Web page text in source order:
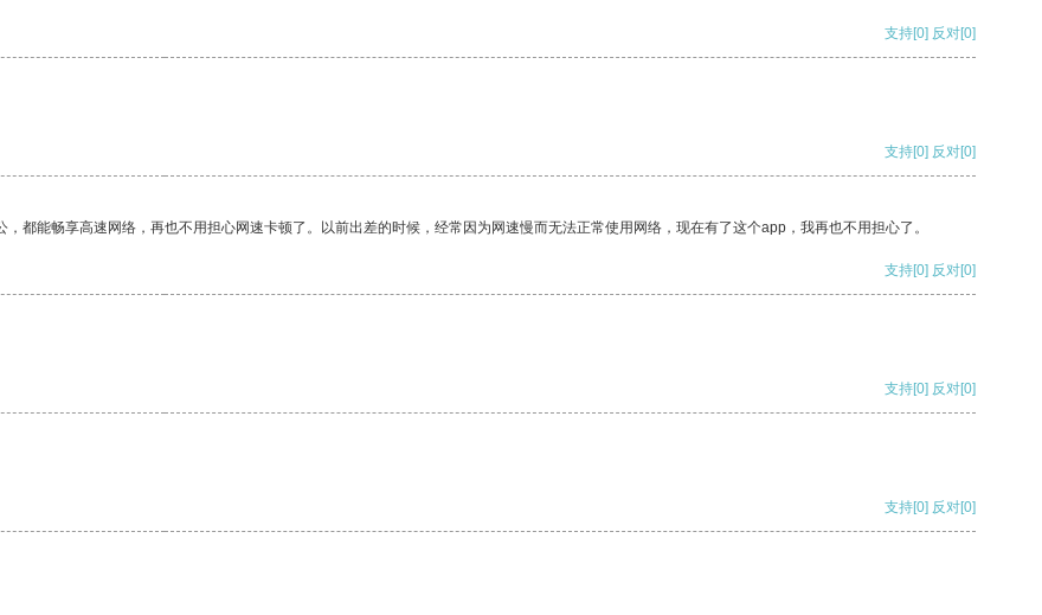
支持[0] 反对[0]
支持[0] 反对[0]
都能畅享高速网络，再也不用担心网速卡顿了。以前出差的时候，经常因为网速慢而无法正常使用网络，现在有了这个app，我再也不用担心了。
支持[0] 反对[0]
支持[0] 反对[0]
支持[0] 反对[0]